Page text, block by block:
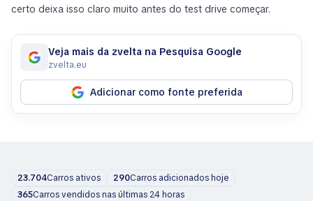
certo deixa isso claro muito antes do test drive começar.
Veja mais da zvelta na Pesquisa Google
zvelta.eu
Adicionar como fonte preferida
23.704Carros ativos 290Carros adicionados hoje
365Carros vendidos nas últimas 24 horas